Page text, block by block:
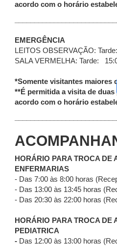
acordo com o horário
EMERGÊNCIA
LEITOS OBSERVAÇÃO:
SALA VERMELHA: Tarde:
*Somente visitantes maiores
**É permitida a visita de duas
acordo com o horário
HORÁRIO PARA TROCA DE
ENFERMARIAS
- Das 7:00 às 8:00 horas
- Das 13:00 às 13:45 horas
- Das 20:30 às 22:00 horas
HORÁRIO PARA TROCA DE
PEDIATRICA
- Das 12:00 às 13:00 horas